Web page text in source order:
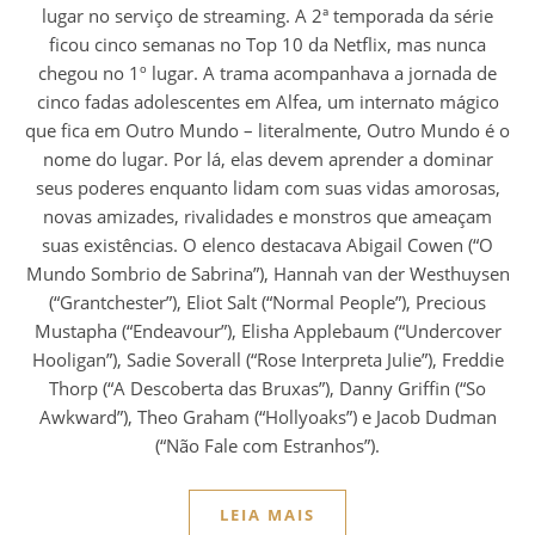
lugar no serviço de streaming. A 2ª temporada da série
ficou cinco semanas no Top 10 da Netflix, mas nunca
chegou no 1º lugar. A trama acompanhava a jornada de
cinco fadas adolescentes em Alfea, um internato mágico
que fica em Outro Mundo – literalmente, Outro Mundo é o
nome do lugar. Por lá, elas devem aprender a dominar
seus poderes enquanto lidam com suas vidas amorosas,
novas amizades, rivalidades e monstros que ameaçam
suas existências. O elenco destacava Abigail Cowen (“O
Mundo Sombrio de Sabrina”), Hannah van der Westhuysen
(“Grantchester”), Eliot Salt (“Normal People”), Precious
Mustapha (“Endeavour”), Elisha Applebaum (“Undercover
Hooligan”), Sadie Soverall (“Rose Interpreta Julie”), Freddie
Thorp (“A Descoberta das Bruxas”), Danny Griffin (“So
Awkward”), Theo Graham (“Hollyoaks”) e Jacob Dudman
(“Não Fale com Estranhos”).
LEIA MAIS